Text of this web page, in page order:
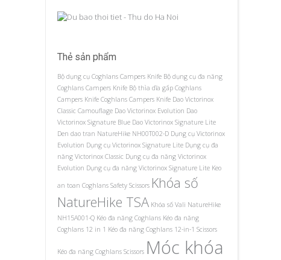
Thẻ sản phẩm
Bộ dụng cụ Coghlans Campers Knife Bộ dụng cụ đa năng
Coghlans Campers Knife Bộ thìa dĩa gấp Coghlans
Campers Knife Coghlans Campers Knife Dao Victorinox
Classic Camouflage Dao Victorinox Evolution Dao
Victorinox Signature Blue Dao Victorinox Signature Lite
Den dao tran NatureHike NH00T002-D Dụng cụ Victorinox
Evolution Dụng cụ Victorinox Signature Lite Dụng cụ đa
năng Victorinox Classic Dụng cụ đa năng Victorinox
Evolution Dụng cụ đa năng Victorinox Signature Lite Keo
an toan Coghlans Safety Scissors Khóa số
NatureHike TSA Khóa số Vali NatureHike
NH15A001-Q Kéo đa năng Coghlans Kéo đa năng
Coghlans 12 in 1 Kéo đa năng Coghlans 12-in-1 Scissors
Kéo đa năng Coghlans Scissors Móc khóa